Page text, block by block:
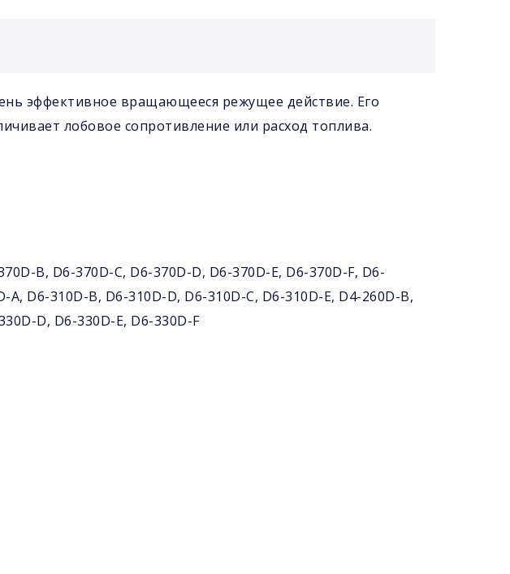
эффективное вращающееся режущее действие. Его
лобовое сопротивление или расход топлива.
B, D6-370D-C, D6-370D-D, D6-370D-E, D6-370D-F, D6-
D6-310D-B, D6-310D-D, D6-310D-C, D6-310D-E, D4-260D-B,
D, D6-330D-E, D6-330D-F